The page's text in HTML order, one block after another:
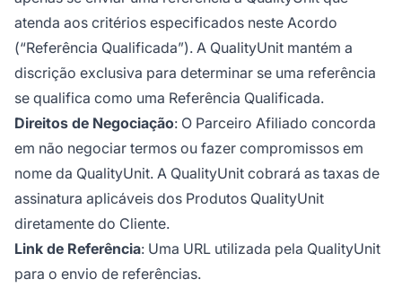
atenda aos critérios especificados neste Acordo
(“Referência Qualificada”). A QualityUnit mantém a
discrição exclusiva para determinar se uma referência
se qualifica como uma Referência Qualificada.
Direitos de Negociação: O Parceiro Afiliado concorda
em não negociar termos ou fazer compromissos em
nome da QualityUnit. A QualityUnit cobrará as taxas de
assinatura aplicáveis dos Produtos QualityUnit
diretamente do Cliente.
Link de Referência: Uma URL utilizada pela QualityUnit
para o envio de referências.